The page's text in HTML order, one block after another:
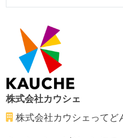
形で行っている
ワークフローの整備
全てのコードをバージョン
各メンバーが実装したコー
ベースで行われる
自動（＝システム化され、1
ビルド、自動デプロイ環境
株式会社カウシェ
株式会社カウシェってど